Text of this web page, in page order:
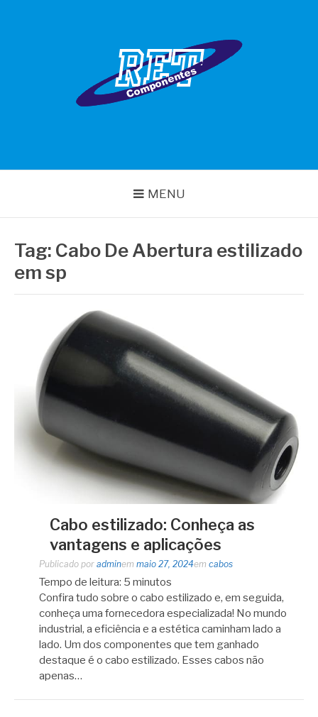
MENU
Tag: Cabo De Abertura estilizado
em sp
Cabo estilizado: Conheça as
vantagens e aplicações
Publicado por adminem maio 27, 2024em cabos
Tempo de leitura: 5 minutos
Confira tudo sobre o cabo estilizado e, em seguida,
conheça uma fornecedora especializada! No mundo
industrial, a eficiência e a estética caminham lado a
lado. Um dos componentes que tem ganhado
destaque é o cabo estilizado. Esses cabos não
apenas…